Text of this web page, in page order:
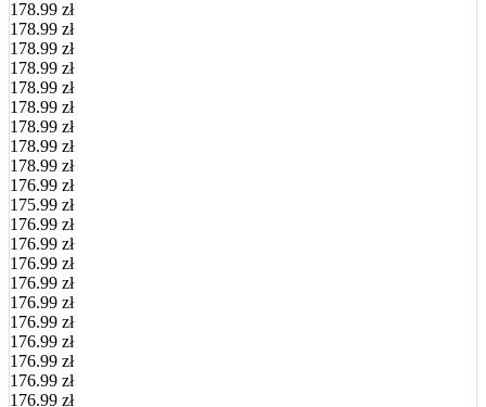
178.99 zł
178.99 zł
178.99 zł
178.99 zł
178.99 zł
178.99 zł
178.99 zł
178.99 zł
178.99 zł
176.99 zł
175.99 zł
176.99 zł
176.99 zł
176.99 zł
176.99 zł
176.99 zł
176.99 zł
176.99 zł
176.99 zł
176.99 zł
176.99 zł